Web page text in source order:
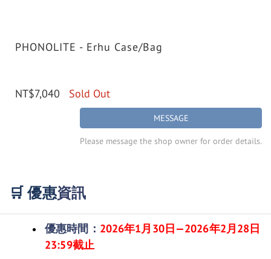
PHONOLITE - Erhu Case/Bag
NT$7,040 Sold Out
MESSAGE
Please message the shop owner for order details.
🛒 優惠資訊
優惠時間： 2026年1月30日—2026年2月28日
23:59截止